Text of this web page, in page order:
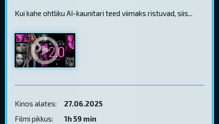
Kui kahe ohtliku AI-kaunitari teed viimaks ristuvad, siis...
Kinos alates:
27.06.2025
Filmi pikkus:
1h 59 min